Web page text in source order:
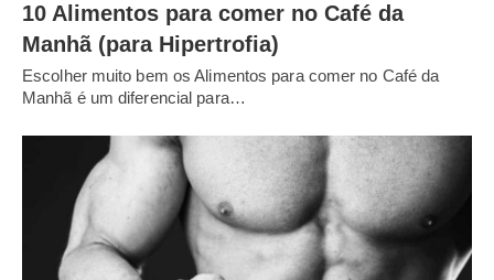
10 Alimentos para comer no Café da
Manhã (para Hipertrofia)
Escolher muito bem os Alimentos para comer no Café da
Manhã é um diferencial para…